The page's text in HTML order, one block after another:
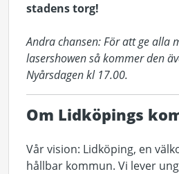
stadens torg!
Andra chansen: För att ge alla
lasershowen så kommer den
Nyårsdagen kl 17.00.
Om Lidköpings
Vår vision: Lidköping, en
hållbar kommun. Vi lever